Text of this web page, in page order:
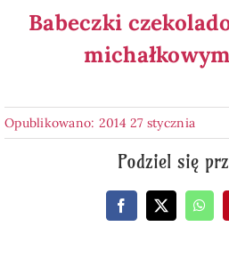
Babeczki
Opublikowano: 2014 27 stycznia
Podziel się